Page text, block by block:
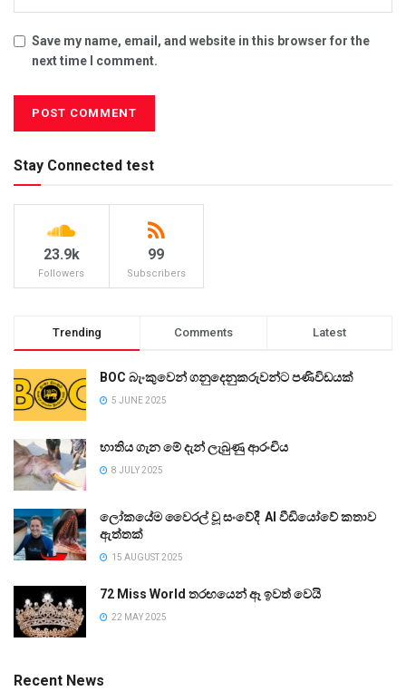
Save my name, email, and website in this browser for the
next time I comment.
Stay Connected test
23.9k
Followers
99
Subscribers
Trending Comments Latest
BOC බැංකුවෙන් ගනුදෙනුකරුවන්ට පණිවිඩයක්
5 JUNE 2025
භාතිය ගැන මේ දැන් ලැබුණු ආරංචිය
8 JULY 2025
ලෝකයේම වෛරල් වූ සංවේදී AI වීඩියෝවේ කතාව
ඇත්තක්
15 AUGUST 2025
72 Miss World තරඟයෙන් ඈ ඉවත් වෙයි
22 MAY 2025
Recent News